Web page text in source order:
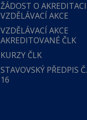
ŽÁDOST O AKREDITACI
VZDĚLÁVACÍ AKCE
VZDĚLÁVACÍ AKCE
AKREDITOVANÉ ČLK
KURZY ČLK
STAVOVSKÝ PŘEDPIS Č.
16